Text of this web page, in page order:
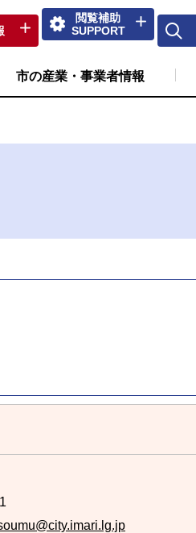
閲覧補助
SUPPORT
市の産業・事業者情報